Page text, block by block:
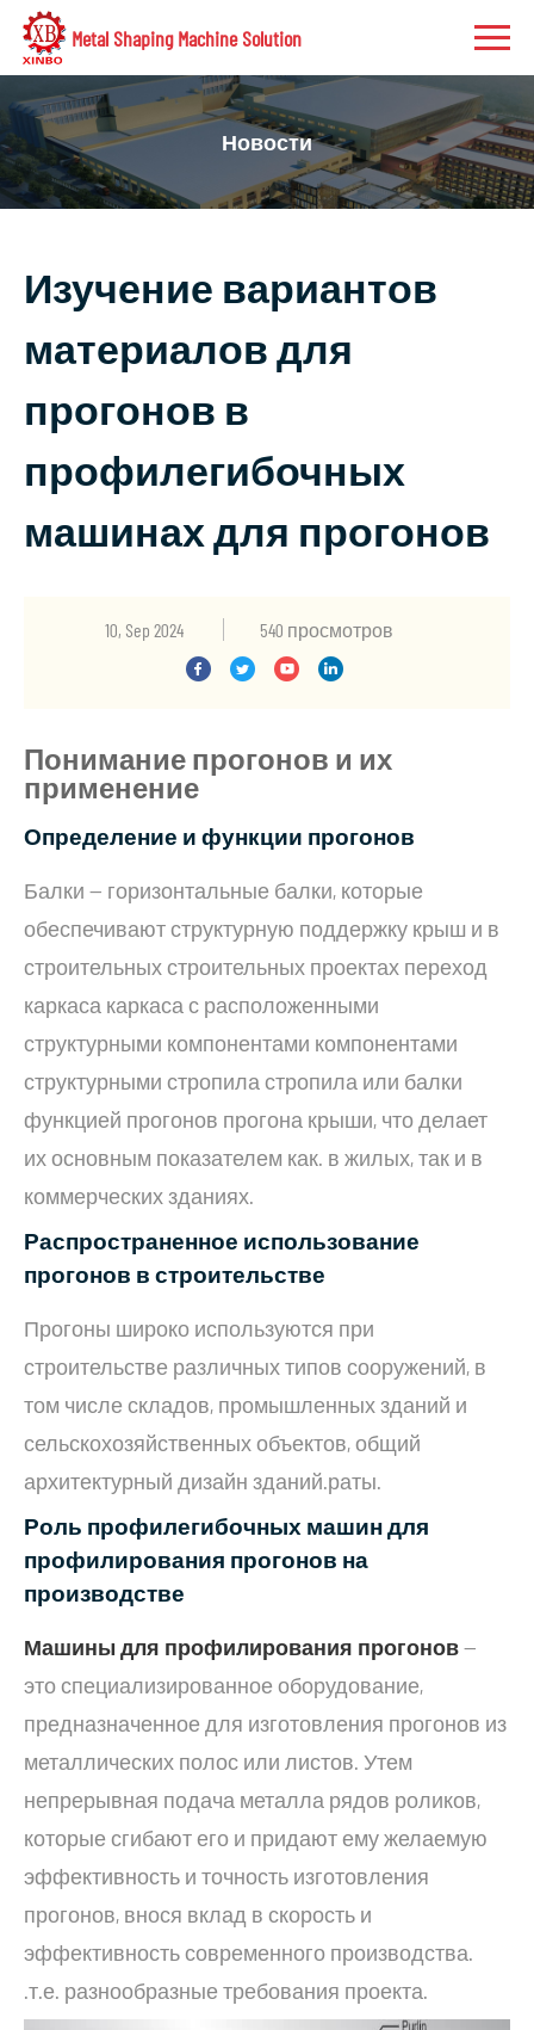
Metal Shaping Machine Solution
Новости
Изучение вариантов
материалов для
прогонов в
профилегибочных
машинах для прогонов
10, Sep 2024 540 просмотров
Понимание прогонов и их
применение
Определение и функции прогонов
Балки — горизонтальные балки, которые
обеспечивают структурную поддержку крыш и в
строительных строительных проектах переход
каркаса каркаса с расположенными
структурными компонентами компонентами
структурными стропила стропила или балки
функцией прогонов прогона крыши, что делает
их основным показателем как. в жилых, так и в
коммерческих зданиях.
Распространенное использование
прогонов в строительстве
Прогоны широко используются при
строительстве различных типов сооружений, в
том числе складов, промышленных зданий и
сельскохозяйственных объектов, общий
архитектурный дизайн зданий.раты.
Роль профилегибочных машин для
профилирования прогонов на
производстве
Машины для профилирования прогонов—
это специализированное оборудование,
предназначенное для изготовления прогонов из
металлических полос или листов. Утем
непрерывная подача металла рядов роликов,
которые сгибают его и придают ему желаемую
эффективность и точность изготовления
прогонов, внося вклад в скорость и
эффективность современного производства.
.т.е. разнообразные требования проекта.